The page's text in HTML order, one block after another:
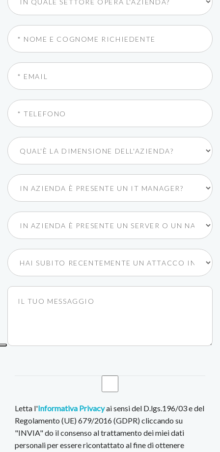
Letta l'Informativa Privacyai sensi del D.lgs.196/03 e del
Regolamento (UE) 679/2016 (GDPR) cliccando su
"INVIA" do il consenso al trattamento dei miei dati
personali per essere ricontattato al fine di ottenere